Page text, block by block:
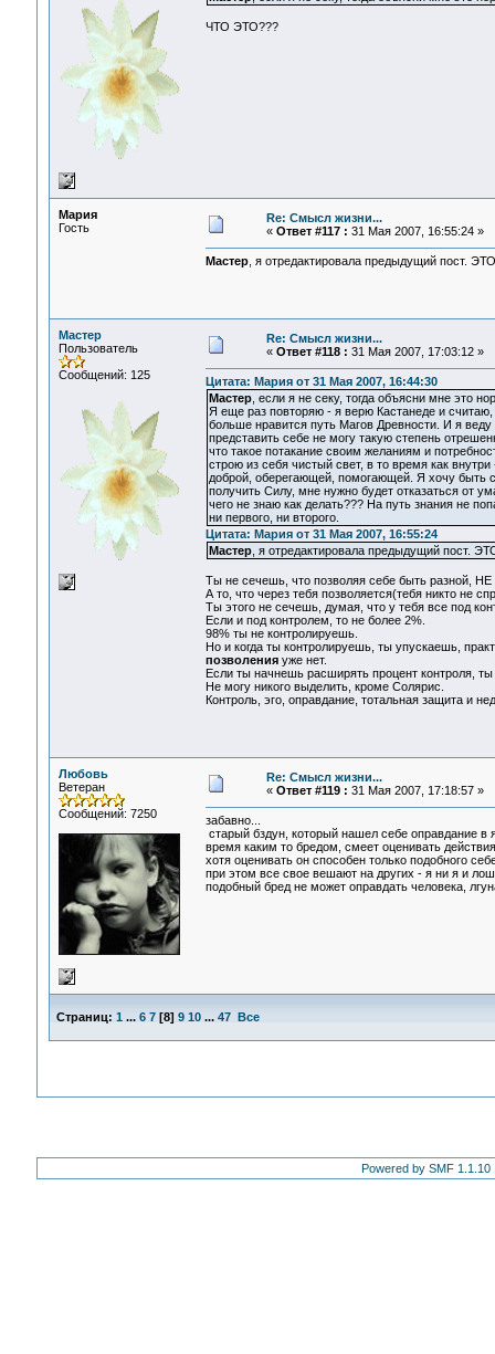
ЧТО ЭТО???
Мария
Гость
Re: Смысл жизни...
« Ответ #117 : 31 Мая 2007, 16:55:24 »
Мастер, я отредактировала предыдущий пост. ЭТО
Мастер
Пользователь
Сообщений: 125
Re: Смысл жизни...
« Ответ #118 : 31 Мая 2007, 17:03:12 »
Цитата: Мария от 31 Мая 2007, 16:44:30
Мастер, если я не секу, тогда объясни мне это
Я еще раз повторяю - я верю Кастанеде и считаю,
больше нравится путь Магов Древности. И я
представить себе не могу такую степень
что такое потакание своим желаниям и
строю из себя чистый свет, в то время как
доброй, оберегающей, помогающей. Я хочу быть
получить Силу, мне нужно будет отказаться от
чего не знаю как делать??? На путь знания не
ни первого, ни второго.
Цитата: Мария от 31 Мая 2007, 16:55:24
Мастер, я отредактировала предыдущий пост.
Ты не сечешь, что позволяя себе быть разной,
А то, что через тебя позволяется(тебя никто не
Ты этого не сечешь, думая, что у тебя все под
Если и под контролем, то не более 2%.
98% ты не контролируешь.
Но и когда ты контролируешь, ты упускаешь,
позволенияуже нет.
Если ты начнешь расширять процент контроля,
Не могу никого выделить, кроме Солярис.
Контроль, эго, оправдание, тотальная защита и
Любовь
Ветеран
Сообщений: 7250
Re: Смысл жизни...
« Ответ #119 : 31 Мая 2007, 17:18:57 »
забавно...
старый бздун, который нашел себе оправдание в
время каким то бредом, смеет оценивать
хотя оценивать он способен только подобного
при этом все свое вешают на других - я ни я и
подобный бред не может оправдать человека,
Страниц: 1 ... 6 7[8] 9 10 ... 47 Все
Powered by SMF 1.1.10